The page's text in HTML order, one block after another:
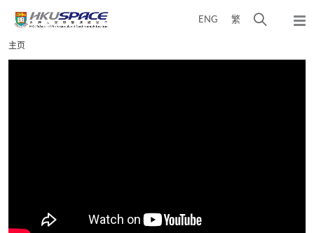
content
ENG 繁
弹
Main
content
主页